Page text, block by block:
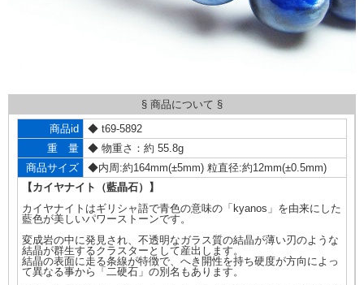
§ 商品について §
商品id
◆ t69-5892
重 量
◆ 物重さ：約 55.8g
商品サイズ
◆内周:約164mm(±5mm) 粒直径:約12mm(±0.5mm)
【カイヤナイト（藍晶石）】
カイヤナイトはギリシャ語で青色の意味の「kyanos」を由来にした
藍色が美しいパワーストーンです。
変成岩の中に発見され、不透明なガラス質の結晶が薄い刃のような
結晶が群生するクラスターとして産出します。
結晶の表面に走る条線が特徴で、へき開性を持ち硬度が方向によっ
て異なる事から「二硬石」の別名もあります。